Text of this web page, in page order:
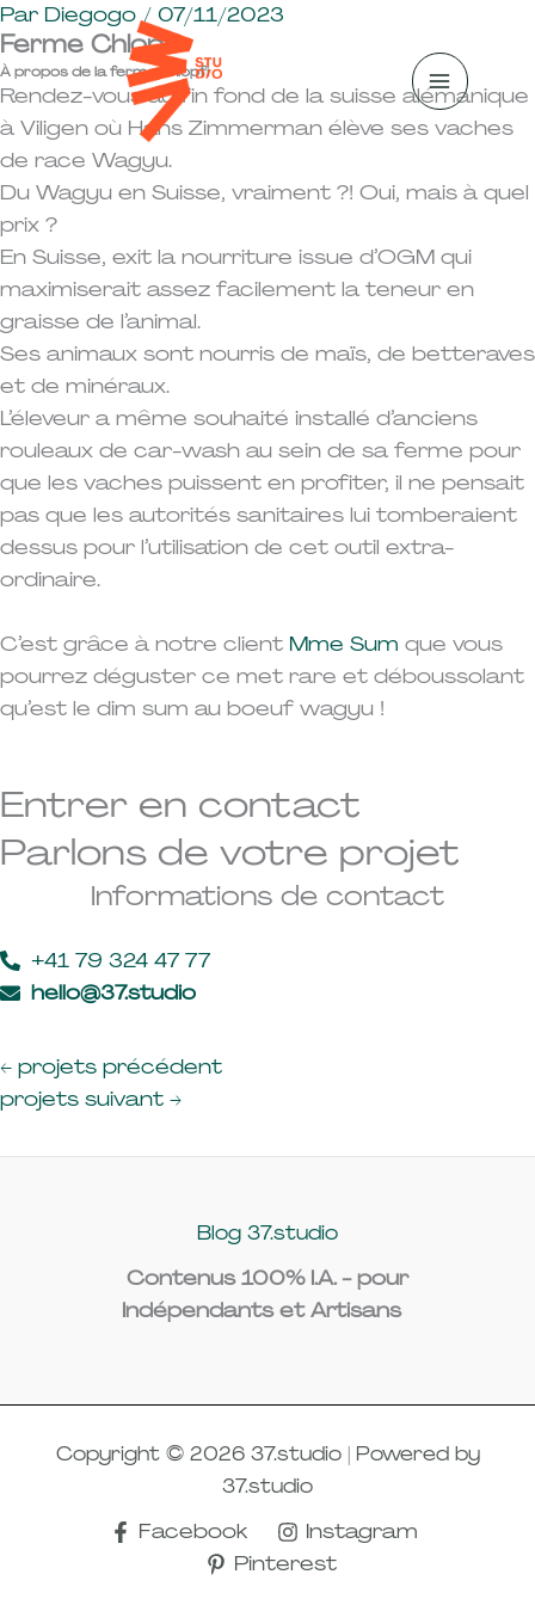
A
l
l
e
r
a
u
c
o
n
t
e
n
u
Par Diegogo/ 07/11/2023
Ferme Chlopfi
À propos de la ferme chlopfi
Rendez-vous au fin fond de la suisse alémanique
à Viligen où Hans Zimmerman élève ses vaches
de race Wagyu.
Du Wagyu en Suisse, vraiment ?! Oui, mais à quel
prix ?
En Suisse, exit la nourriture issue d’OGM qui
maximiserait assez facilement la teneur en
graisse de l’animal.
Ses animaux sont nourris de maïs, de betteraves
et de minéraux.
L’éleveur a même souhaité installé d’anciens
rouleaux de car-wash au sein de sa ferme pour
que les vaches puissent en profiter, il ne pensait
pas que les autorités sanitaires lui tomberaient
dessus pour l’utilisation de cet outil extra-
ordinaire.
C’est grâce à notre client Mme Sum que vous
pourrez déguster ce met rare et déboussolant
qu’est le dim sum au boeuf wagyu !
Entrer en contact
Parlons de votre projet
Informations de contact
+41 79 324 47 77
hello@37.studio
← projets précédent
projets suivant →
Blog 37.studio
Contenus 100% I.A. - pour
Indépendants et Artisans
Copyright © 2026 37.studio | Powered by
37.studio
Facebook
Instagram
Pinterest